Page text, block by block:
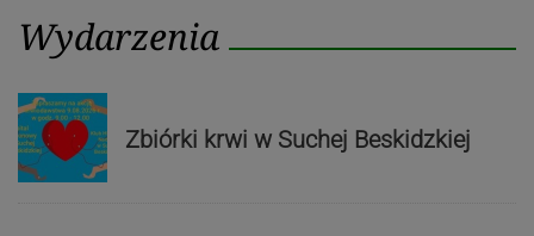
Wydarzenia
Zbiórki krwi w Suchej Beskidzkiej